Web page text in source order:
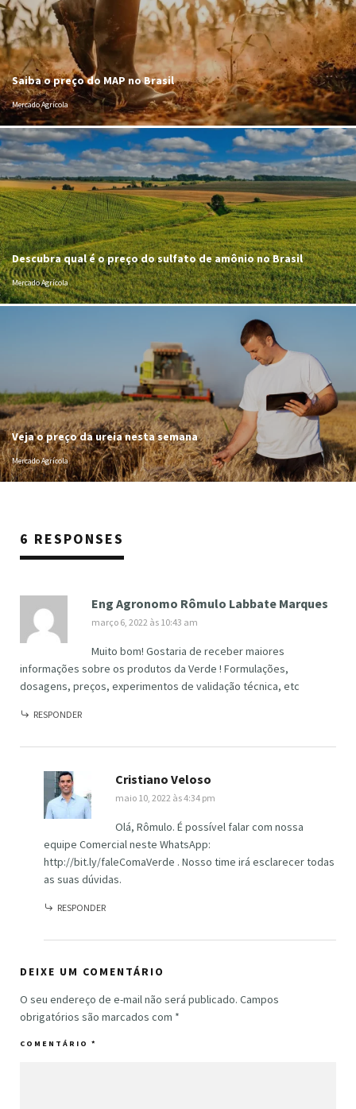
Saiba o preço do MAP no Brasil
Mercado Agrícola
Descubra qual é o preço do sulfato de amônio no Brasil
Mercado Agrícola
Veja o preço da ureia nesta semana
Mercado Agrícola
6 RESPONSES
Eng Agronomo Rômulo Labbate Marques
março 6, 2022 às 10:43 am
Muito bom! Gostaria de receber maiores
informações sobre os produtos da Verde ! Formulações,
dosagens, preços, experimentos de validação técnica, etc
RESPONDER
Cristiano Veloso
maio 10, 2022 às 4:34 pm
Olá, Rômulo. É possível falar com nossa
equipe Comercial neste WhatsApp:
http://bit.ly/faleComaVerde . Nosso time irá esclarecer todas
as suas dúvidas.
RESPONDER
DEIXE UM COMENTÁRIO
O seu endereço de e-mail não será publicado. Campos
obrigatórios são marcados com *
COMENTÁRIO *